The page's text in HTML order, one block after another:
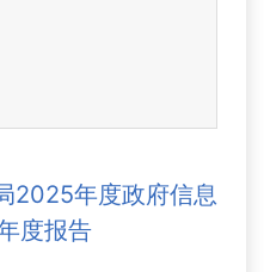
2025年度政府信息
度报告